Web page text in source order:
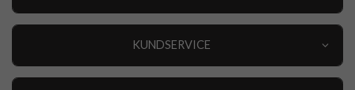
KUNDSERVICE